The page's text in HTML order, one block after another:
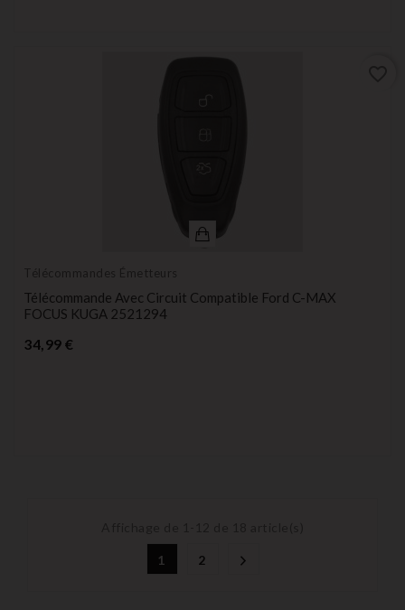
Télécommandes Émetteurs
Télécommande Avec Circuit Compatible Ford C-MAX
FOCUS KUGA 2521294
34,99 €
1 2